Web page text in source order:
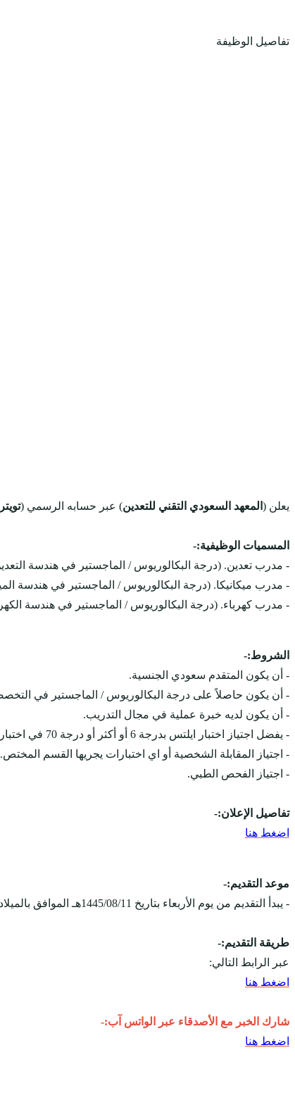
تفاصيل الوظيفة
يعلن ( المعهد السعودي التقني للتعدين) عبر حسابه الرسمي (تويتر
المسميات الوظيفية:-
- مدرب تعدين. (درجة البكالوريوس / الماجستير في هندسة
- مدرب ميكانيكا. (درجة البكالوريوس / الماجستير في هندسة
- مدرب كهرباء. (درجة البكالوريوس / الماجستير في هندسة
الشروط:-
- أن يكون المتقدم سعودي الجنسية.
- أن يكون حاصلاً على درجة البكالوريوس / الماجستير في
- أن يكون لديه خبرة عملية في مجال التدريب.
- يفضل اجتياز اختبار ايلتس بدرجة 6 أو أكثر أو درجة 70 في اختبار التوفل.
- اجتياز المقابلة الشخصية أو اي اختبارات يجريها القسم المختص.
- اجتياز الفحص الطبي.
تفاصيل الإعلان:-
اضغط هنا
موعد التقديم:-
- يبدأ التقديم من يوم الأربعاء بتاريخ 1445/08/11هـ الموافق بالميلادي 2024/02/21م، ويستمر التقديم على الوظائف حتى يوم الأربعاء بتاريخ 1445/08/18هـ الموافق 2024/02/28م.
طريقة التقديم:-
عبر الرابط التالي:
اضغط هنا
شارك الخبر مع الأصدقاء عبر الواتس آب:-
اضغط هنا